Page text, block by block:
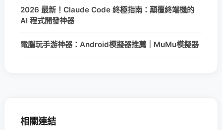
2026 最新！Claude Code 終極指南：顛覆終端機的
AI 程式開發神器
電腦玩手游神器：Android模擬器推薦｜MuMu模擬器
相關連結